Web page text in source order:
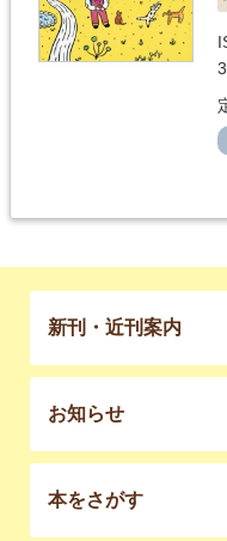
新刊・近刊案内
お知らせ
本をさがす